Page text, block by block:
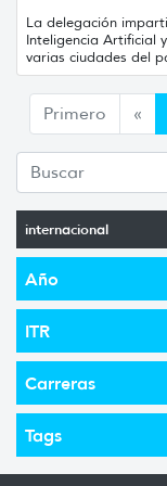
internacional
Año
ITR
Carreras
Tags
La delegación
Inteligencia Artificial
varias ciudades del
Primero «